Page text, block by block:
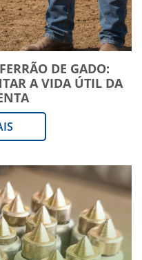
DE GADO:
A VIDA ÚTIL DA